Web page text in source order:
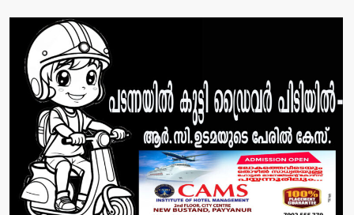
A
p
p
b
o
o
k